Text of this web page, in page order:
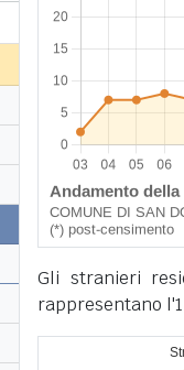
Gli stranieri
rappresentano